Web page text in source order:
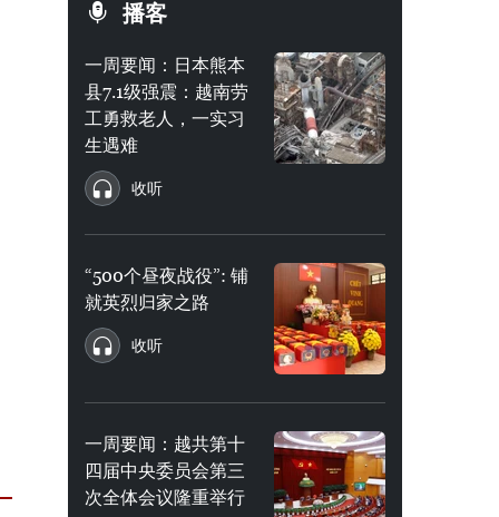
播客
一周要闻：日本熊本
县7.1级强震：越南劳
工勇救老人，一实习
生遇难
收听
“500个昼夜战役”: 铺
就英烈归家之路
收听
一周要闻：越共第十
四届中央委员会第三
次全体会议隆重举行